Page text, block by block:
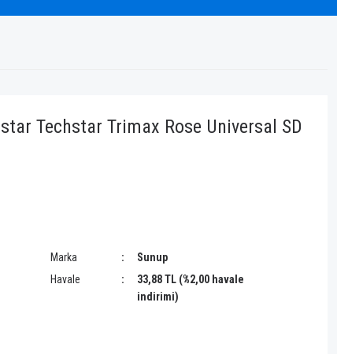
Techstar Trimax Rose Universal SD
Marka
Sunup
Havale
33,88 TL (%2,00 havale
indirimi)